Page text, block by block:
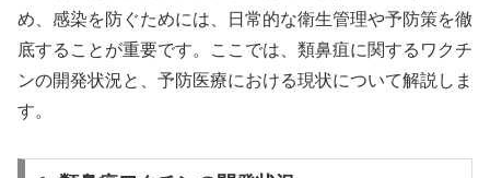
め、感染を防ぐためには、日常的な衛生管理や予防策を徹
底することが重要です。ここでは、類鼻疽に関するワクチ
ンの開発状況と、予防医療における現状について解説しま
す。